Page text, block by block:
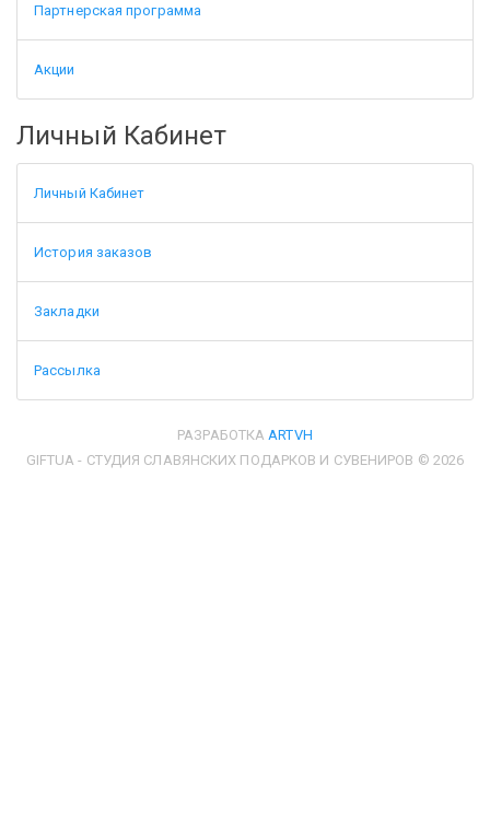
Партнерская программа
Акции
Личный Кабинет
Личный Кабинет
История заказов
Закладки
Рассылка
РАЗРАБОТКА ARTVH
GIFTUA - СТУДИЯ СЛАВЯНСКИХ ПОДАРКОВ И СУВЕНИРОВ © 2026